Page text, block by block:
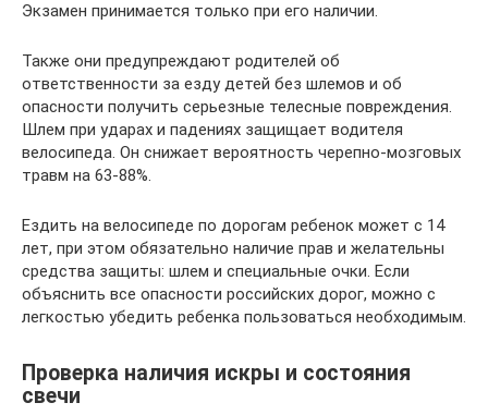
Экзамен принимается только при его наличии.
Также они предупреждают родителей об
ответственности за езду детей без шлемов и об
опасности получить серьезные телесные повреждения.
Шлем при ударах и падениях защищает водителя
велосипеда. Он снижает вероятность черепно-мозговых
травм на 63-88%.
Ездить на велосипеде по дорогам ребенок может с 14
лет, при этом обязательно наличие прав и желательны
средства защиты: шлем и специальные очки. Если
объяснить все опасности российских дорог, можно с
легкостью убедить ребенка пользоваться необходимым.
Проверка наличия искры и состояния
свечи